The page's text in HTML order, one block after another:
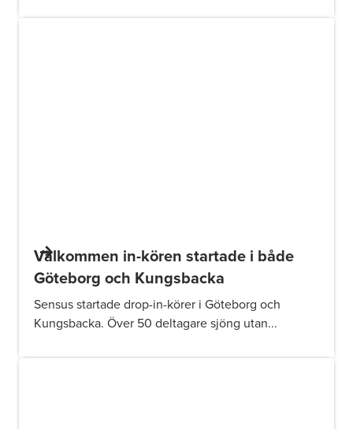
Välkommen in-kören startade i både
Göteborg och Kungsbacka
Sensus startade drop-in-körer i Göteborg och
Kungsbacka. Över 50 deltagare sjöng utan...